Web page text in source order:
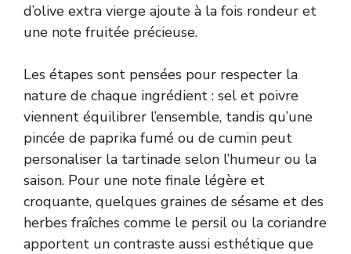
d’olive extra vierge ajoute à la fois rondeur et
une note fruitée précieuse.
Les étapes sont pensées pour respecter la
nature de chaque ingrédient : sel et poivre
viennent équilibrer l’ensemble, tandis qu’une
pincée de paprika fumé ou de cumin peut
personaliser la tartinade selon l’humeur ou la
saison. Pour une note finale légère et
croquante, quelques graines de sésame et des
herbes fraîches comme le persil ou la coriandre
apportent un contraste aussi esthétique que